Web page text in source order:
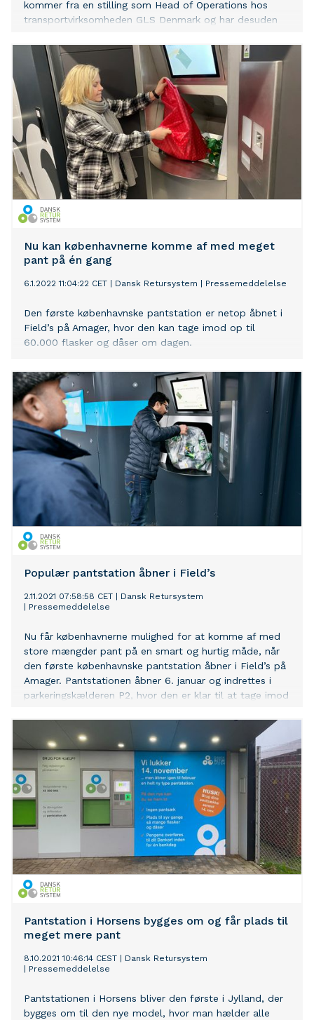
kommer fra en stilling som Head of Operations hos
transportvirksomheden GLS Denmark og har desuden
samt Bladkompagniet og andre
distributionsvirksomheder.
Nu kan københavnerne komme af med meget
pant på én gang
6.1.2022 11:04:22 CET Dansk Retursystem Pressemeddelelse
Den første københavnske pantstation er netop åbnet i
Field’s på Amager, hvor den kan tage imod op til
60.000 flasker og dåser om dagen.
Populær pantstation åbner i Field’s
2.11.2021 07:58:58 CET
Dansk Retursystem
Pressemeddelelse
Nu får københavnerne mulighed for at komme af med
store mængder pant på en smart og hurtig måde, når
den første københavnske pantstation åbner i Field’s på
Amager. Pantstationen åbner 6. januar og indrettes i
parkeringskælderen P2, hvor den er klar til at tage imod
Pantstation i Horsens bygges om og får plads til
meget mere pant
8.10.2021 10:46:14 CEST
Dansk Retursystem
Pressemeddelelse
Pantstationen i Horsens bliver den første i Jylland, der
bygges om til den nye model, hvor man hælder alle